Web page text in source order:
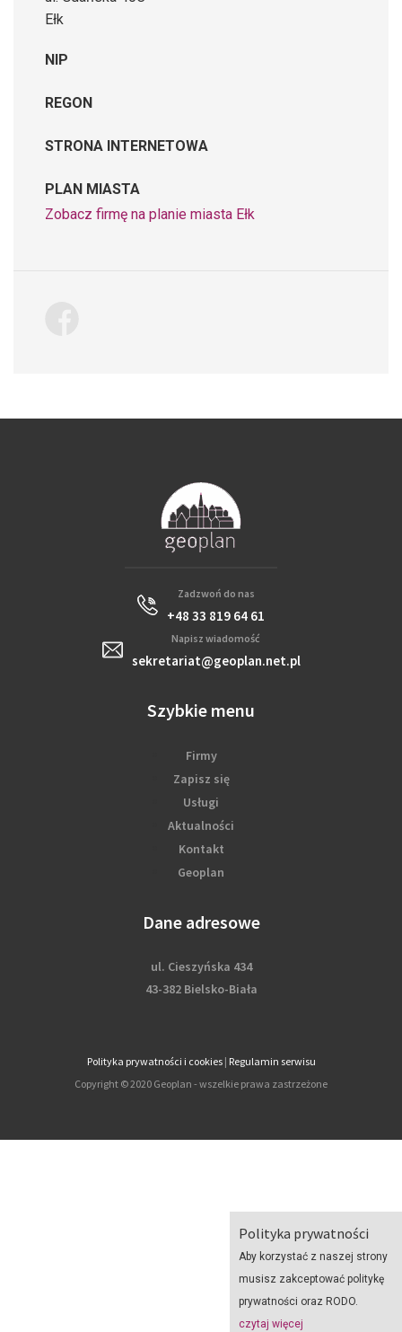
Polityka prywatności
Aby korzystać z naszej strony
musisz zakceptować politykę
prywatności oraz RODO.
czytaj więcej
Ełk
NIP
REGON
STRONA INTERNETOWA
PLAN MIASTA
Zobacz firmę na planie miasta Ełk
Zadzwoń do nas
+48 33 819 64 61
Napisz wiadomość
sekretariat@geoplan.net.pl
Szybkie menu
Firmy
Zapisz się
Usługi
Aktualności
Kontakt
Geoplan
Dane adresowe
ul. Cieszyńska 434
43-382 Bielsko-Biała
Polityka prywatności i cookies| Regulamin serwisu
Copyright © 2020 Geoplan - wszelkie prawa zastrzeżone